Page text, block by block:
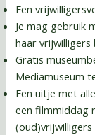
Een
Je mag gebruik
haar vrijwilligers
Gratis
Mediamuseum
Een uitje met
een filmmiddag
(oud)vrijwilligers